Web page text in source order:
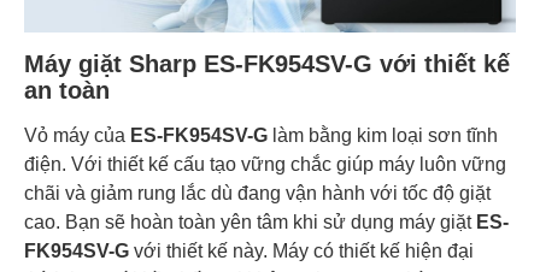
Máy giặt Sharp ES-FK954SV-G với thiết kế
an toàn
Vỏ máy của ES-FK954SV-G làm bằng kim loại sơn tĩnh
điện. Với thiết kế cấu tạo vững chắc giúp máy luôn vững
chãi và giảm rung lắc dù đang vận hành với tốc độ giặt
cao. Bạn sẽ hoàn toàn yên tâm khi sử dụng máy giặt ES-
FK954SV-G với thiết kế này. Máy có thiết kế hiện đại